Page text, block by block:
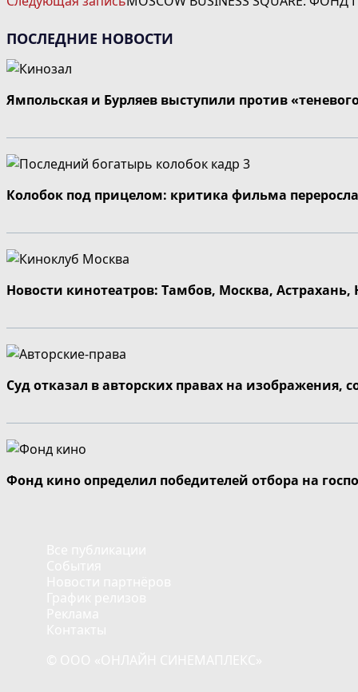
СТАТЬИ
ПОСЛЕДНИЕ НОВОСТИ
Ямпольская и Бурляев выступили против
Колобок под прицелом: критика фильма
Новости кинотеатров: Тамбов, Москва,
Суд отказал в авторских правах на изображения,
Фонд кино определил победителей отбора на